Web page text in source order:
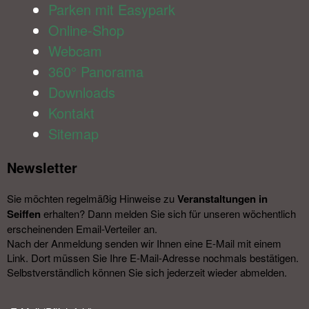
Parken mit Easypark
Online-Shop
Webcam
360° Panorama
Downloads
Kontakt
Sitemap
Newsletter​
Sie möchten regelmäßig Hinweise zu Veranstal­tungen in
Seiffen erhalten? Dann melden Sie sich für unseren wöchentlich
erscheinenden Email-Verteiler an.
Nach der Anmeldung senden wir Ihnen eine E-Mail mit einem
Link. Dort müssen Sie Ihre E-Mail-Adresse nochmals bestätigen.
Selbstverständlich können Sie sich jederzeit wieder abmelden.​